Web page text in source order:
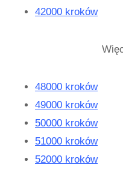
42000 kroków
48000 kroków
49000 kroków
50000 kroków
51000 kroków
52000 kroków